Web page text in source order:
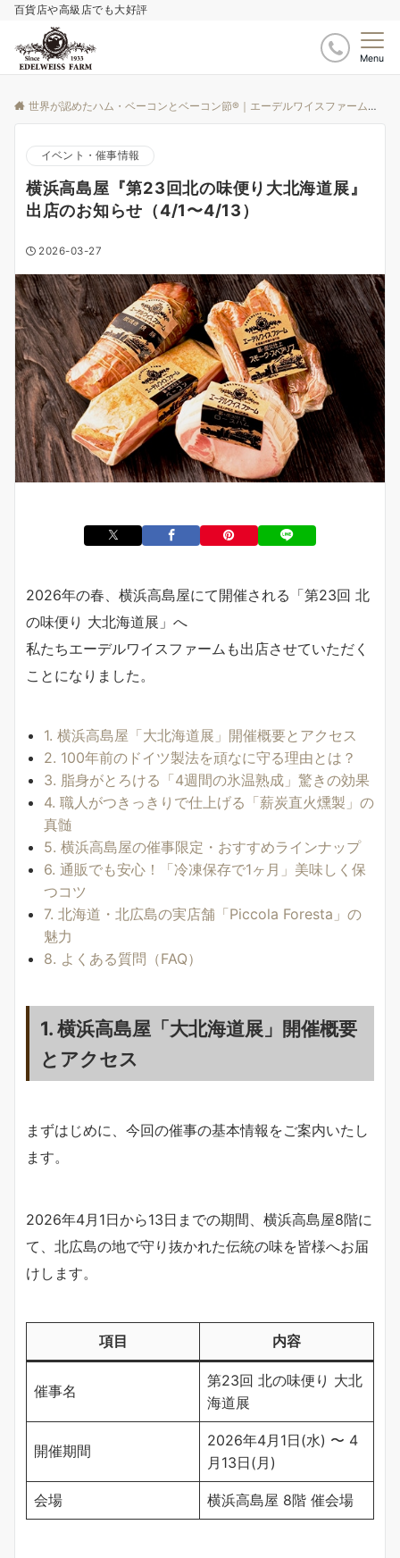
百貨店や高級店でも大好評
Menu
世界が認めたハム・ベーコンとベーコン節®｜エーデルワイスファーム
イベント・催事情報
横浜高島屋『第23回北の味便り大北海道展』
出店のお知らせ（4/1〜4/13）
2026-03-27
2026年の春、横浜高島屋にて開催される「第23回 北
の味便り 大北海道展」へ
私たちエーデルワイスファームも出店させていただく
ことになりました。
1. 横浜高島屋「大北海道展」開催概要とアクセス
2. 100年前のドイツ製法を頑なに守る理由とは？
3. 脂身がとろける「4週間の氷温熟成」驚きの効果
4. 職人がつきっきりで仕上げる「薪炭直火燻製」の
真髄
5. 横浜高島屋の催事限定・おすすめラインナップ
6. 通販でも安心！「冷凍保存で1ヶ月」美味しく保
つコツ
7. 北海道・北広島の実店舗「Piccola Foresta」の
魅力
8. よくある質問（FAQ）
1. 横浜高島屋「大北海道展」開催概要
とアクセス
まずはじめに、今回の催事の基本情報をご案内いたし
ます。
2026年4月1日から13日までの期間、横浜高島屋8階に
て、北広島の地で守り抜かれた伝統の味を皆様へお届
けします。
項目 内容
催事名
第23回 北の味便り 大北
海道展
開催期間
2026年4月1日(水) 〜 4
月13日(月)
会場 横浜高島屋 8階 催会場